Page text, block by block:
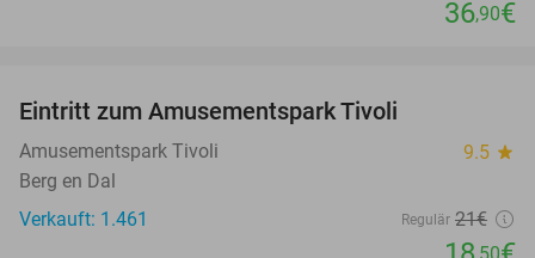
36,90€
Eintritt zum Amusementspark Tivoli
Amusementspark Tivoli 9.5 star
Berg en Dal
Verkauft: 1.461
Regulär 21€